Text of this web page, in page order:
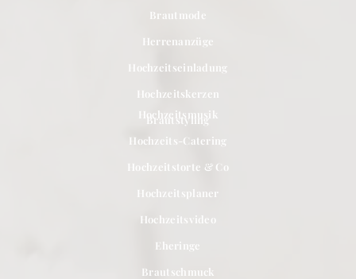
Brautmode
Herrenanzüge
Hochzeitseinladung
Hochzeitskerzen
Brautstyling
Hochzeitsmusik
Hochzeits-Catering
Hochzeitstorte & Co
Hochzeitsplaner
Hochzeitsvideo
Eheringe
Brautschmuck